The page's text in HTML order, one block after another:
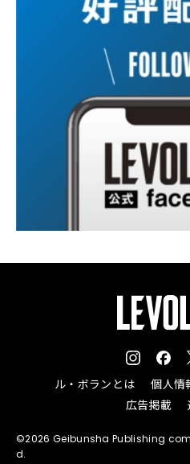
ル・ボランとは 個人情
広告掲載
©2026 Geibunsha Publishing
d.